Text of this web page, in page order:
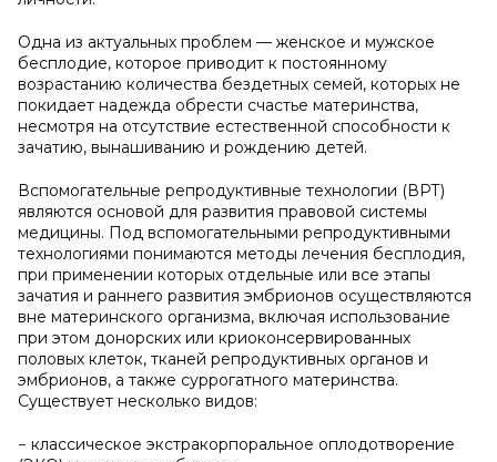
Одна из актуальных проблем — женское и мужское
бесплодие, которое приводит к постоянному
возрастанию количества бездетных семей, которых не
покидает надежда обрести счастье материнства,
несмотря на отсутствие естественной способности к
зачатию, вынашиванию и рождению детей.
Вспомогательные репродуктивные технологии (ВРТ)
являются основой для развития правовой системы
медицины. Под вспомогательными репродуктивными
технологиями понимаются методы лечения бесплодия,
при применении которых отдельные или все этапы
зачатия и раннего развития эмбрионов осуществляются
вне материнского организма, включая использование
при этом донорских или криоконсервированных
половых клеток, тканей репродуктивных органов и
эмбрионов, а также суррогатного материнства.
Существует несколько видов:
− классическое экстракорпоральное оплодотворение